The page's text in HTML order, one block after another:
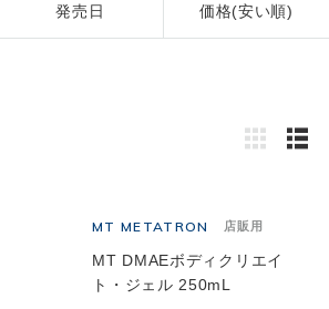
発売日 価格(安い順)
MT METATRON 店販用
MT DMAEボディクリエイ
ト・ジェル 250mL